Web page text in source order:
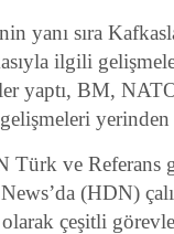
sıra
ilgili
yaptı, BM,
Türk ve Referans
(HDN)
çeşitli